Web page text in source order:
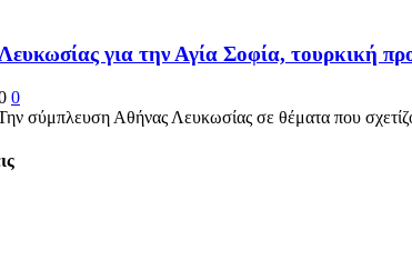
για την Αγία Σοφία, τουρκική
0
Αθήνας Λευκωσίας σε θέματα που